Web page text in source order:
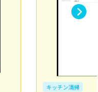
キッチン清掃